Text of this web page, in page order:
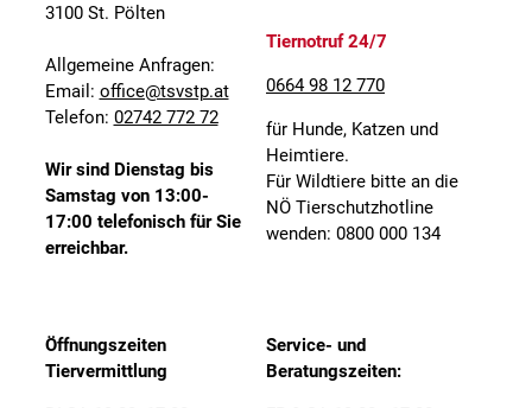
3100 St. Pölten
Allgemeine Anfragen:
Email: office@tsvstp.at
Telefon: 02742 772 72
Wir sind Dienstag bis
Samstag von 13:00-
17:00 telefonisch für Sie
erreichbar.
Tiernotruf 24/7
0664 98 12 770
für Hunde, Katzen und
Heimtiere.
Für Wildtiere bitte an die
NÖ Tierschutzhotline
wenden: 0800 000 134
Öffnungszeiten
Tiervermittlung
Service- und
Beratungszeiten: